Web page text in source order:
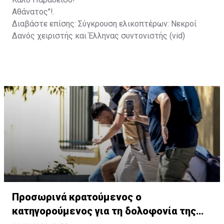
Αθάνατος"!.
Διαβάστε επίσης: Σύγκρουση ελικοπτέρων: Νεκροί
Δανός χειριστής και Έλληνας συντονιστής (vid)
Προσωρινά κρατούμενος ο
κατηγορούμενος για τη δολοφονία της